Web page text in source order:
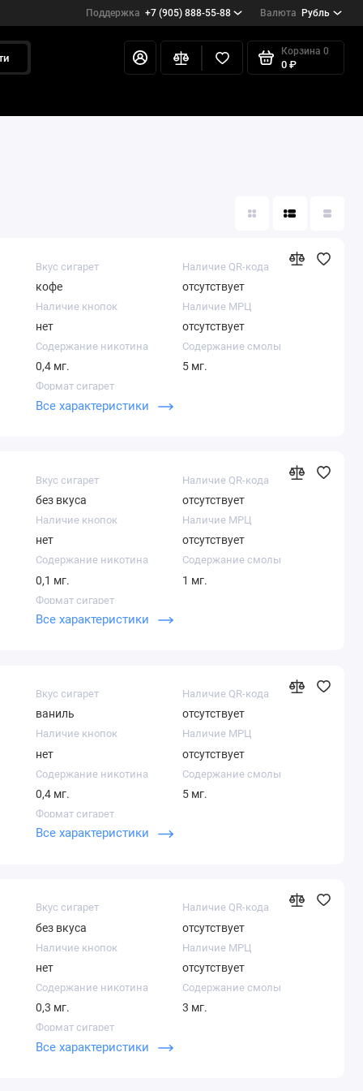
Поддержка +7 (905) 888-55-88 Валюта Рубль
Корзина 0
0 ₽
Вкус сигарет
кофе
Наличие QR-кода
отсутствует
Наличие кнопок
нет
Наличие МРЦ
отсутствует
Содержание никотина
0,4 мг.
Содержание смолы
5 мг.
Формат сигарет
Суперслим
Все характеристики
Вкус сигарет
без вкуса
Наличие QR-кода
отсутствует
Наличие кнопок
нет
Наличие МРЦ
отсутствует
Содержание никотина
0,1 мг.
Содержание смолы
1 мг.
Формат сигарет
Нано
Все характеристики
Вкус сигарет
ваниль
Наличие QR-кода
отсутствует
Наличие кнопок
нет
Наличие МРЦ
отсутствует
Содержание никотина
0,4 мг.
Содержание смолы
5 мг.
Формат сигарет
Суперслим
Все характеристики
Вкус сигарет
без вкуса
Наличие QR-кода
отсутствует
Наличие кнопок
нет
Наличие МРЦ
отсутствует
Содержание никотина
0,3 мг.
Содержание смолы
3 мг.
Формат сигарет
Нано
Все характеристики